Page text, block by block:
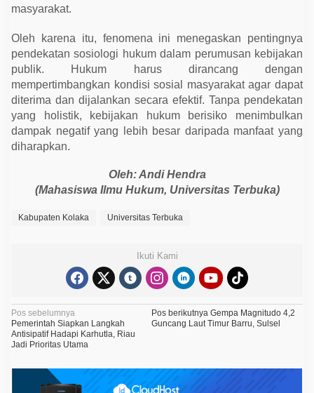
masyarakat.
Oleh karena itu, fenomena ini menegaskan pentingnya
pendekatan sosiologi hukum dalam perumusan kebijakan
publik. Hukum harus dirancang dengan
mempertimbangkan kondisi sosial masyarakat agar dapat
diterima dan dijalankan secara efektif. Tanpa pendekatan
yang holistik, kebijakan hukum berisiko menimbulkan
dampak negatif yang lebih besar daripada manfaat yang
diharapkan.
Oleh: Andi Hendra
(Mahasiswa Ilmu Hukum, Universitas Terbuka)
Kabupaten Kolaka Universitas Terbuka
Ikuti Kami
N
a
v
i
Pos sebelumnya
Pemerintah Siapkan Langkah
Antisipatif Hadapi Karhutla, Riau
Jadi Prioritas Utama
Pos berikutnyaGempa Magnitudo 4,2
Guncang Laut Timur Barru, Sulsel